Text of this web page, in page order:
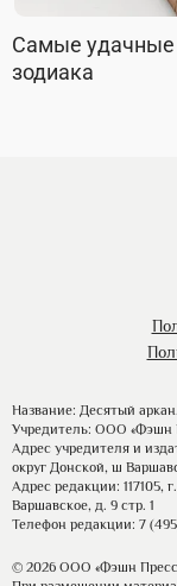
Самые удачные
зодиака
Название: Десятый аркан.
Учредитель: ООО «Фэшн
Адрес учредителя и
округ Донской, ш
Адрес редакции: 117105,
Варшавское, д. 9 стр. 1
Телефон редакции: 7
© 2026 ООО «Фэшн